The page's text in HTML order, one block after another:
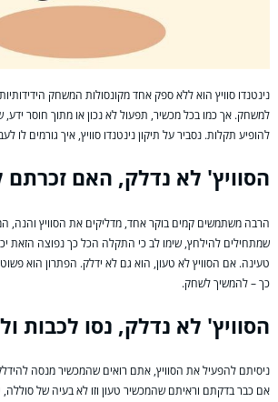
נינטנדו סוויץ הוא ללא ספק אחד מקונסולות המשחק
למשחק. אך כמו בכל מכשיר, תפעול לא נכון או מתוך חוסר ידע,
להופיע תקלות. נסביר על תיקון נינטנדו סוויץ, איך גורמים לו
הסוויץ' לא נדלק, האם זכרתם
הרבה משתמשים קמים בוקר אחד, מדליקים את הסוויץ והנה,
שמתחילים להילחץ, שימו לב כי התקלה הכל כך נפוצה הזאת
טעינה. אם הסוויץ לא טעון, הוא גם לא ידלק. הפתרון הוא
כך – להמשיך לשחק.
הסוויץ' לא נדלק, נסו לכבות
ניסיתם להפעיל את הסוויץ, אתם רואים שהמכשיר מנסה
אם כבר בדקתם וראיתם שהמכשיר טעון וזו לא בעיה של סוללה,